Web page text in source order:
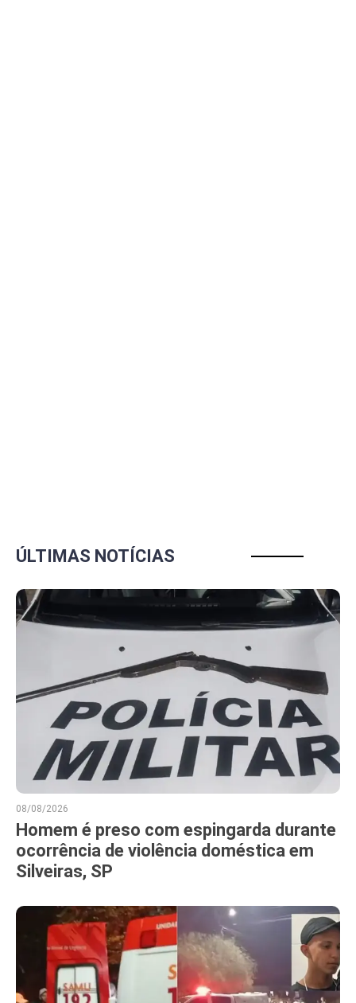
ÚLTIMAS NOTÍCIAS
08/08/2026
Homem é preso com espingarda durante
ocorrência de violência doméstica em
Silveiras, SP